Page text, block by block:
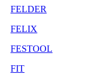
FELDER
FELIX
FESTOOL
FIT